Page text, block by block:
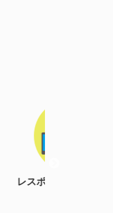
検索エンジン最適